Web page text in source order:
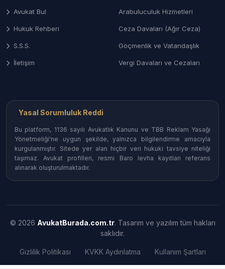
Avukat Bul
Hukuk Rehberi
S.S.S.
İletişim
Arabuluculuk Hizmetleri
Ceza Davaları (Ağır Ceza)
Göçmenlik ve Vatandaşlık
Vergi Davaları ve Cezaları
Yasal Sorumluluk Reddi
Bu platform, 1136 sayılı Avukatlık Kanunu ve TBB Reklam Yasağı
Yönetmeliği'ne uygun şekilde, yalnızca bilgilendirme amacıyla
kurgulanmıştır. Sitede yer alan hiçbir veri hukuki tavsiye niteliği
taşımaz. Avukat profilleri, resmi Baro levha kayıtları referans
alınarak oluşturulmaktadır.
© 2026 AvukatBurada.com.tr. Tasarım ve yazılım tüm hakları
saklıdır.
Gizlilik Politikası KVKK Aydınlatma Kullanım Şartları